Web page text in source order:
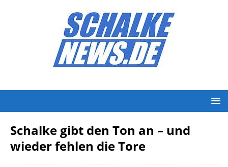
Schalke gibt den Ton an – und
wieder fehlen die Tore